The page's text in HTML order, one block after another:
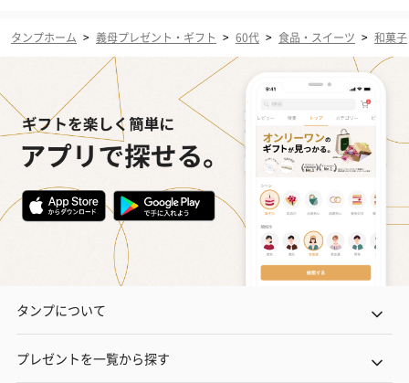
タンプホーム > 義母プレゼント・ギフト > 60代 > 食品・スイーツ > 和菓子
タンプについて
プレゼントを一覧から探す